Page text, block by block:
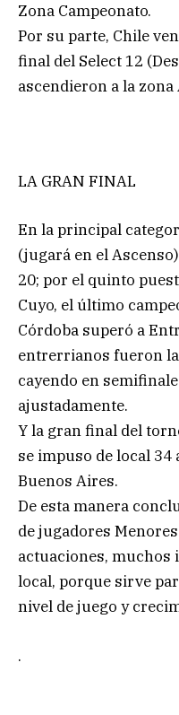
Zona Campeonato.
Por su parte, Chile
final del Select 12
ascendieron a la zona
LA GRAN FINAL
En la principal
(jugará en el
20; por el quinto
Cuyo, el último
Córdoba superó a
entrerrianos fueron
cayendo en
ajustadamente.
Y la gran final del
se impuso de local 34
Buenos Aires.
De esta manera
de jugadores
actuaciones,
local, porque sirve
nivel de juego y
.